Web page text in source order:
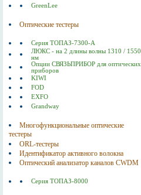
GreenLee
Оптические тестеры
Серия ТОПАЗ-7300-А
ЛЮКС - на 2 длины волны 1310 / 1550
нм
Опции СВЯЗЬПРИБОР для оптических
приборов
KIWI
FOD
EXFO
Grandway
Многофункциональные оптические
тестеры
ORL-тестеры
Идентификатор активного волокна
Оптический анализатор каналов CWDM
Серия ТОПАЗ-8000